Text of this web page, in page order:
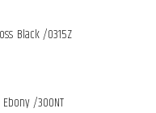
Black /0315Z
/300NT